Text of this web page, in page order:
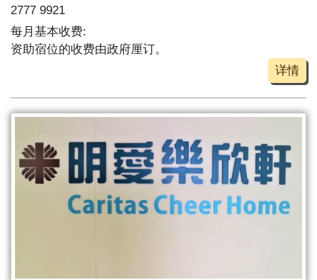
2777 9921
每月基本收费:
资助宿位的收费由政府厘订。
详情